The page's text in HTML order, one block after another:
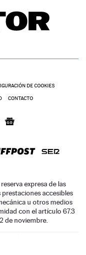
DE COOKIES
CONTACTO
expresa de las
accesibles
u otros medios
con el artículo 67.3
de noviembre.